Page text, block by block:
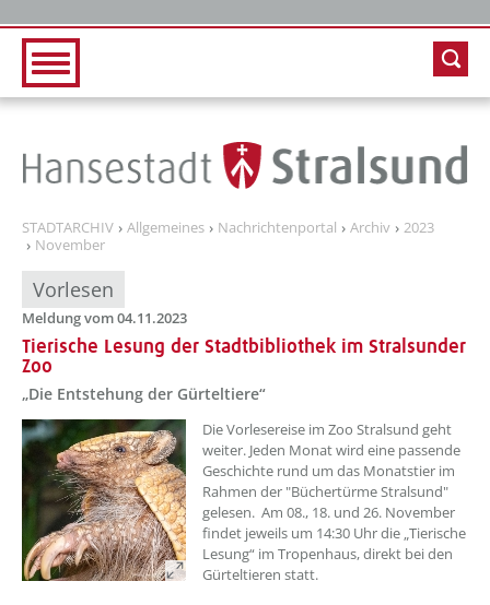
STADTARCHIV Allgemeines Nachrichtenportal Archiv
2023
November
Vorlesen
Meldung vom 04.11.2023
Tierische Lesung der Stadtbibliothek im Stralsunder
Zoo
„Die Entstehung der Gürteltiere“
??? absaetzeOben[1]/titel ???
Die Vorlesereise im Zoo Stralsund geht
weiter. Jeden Monat wird eine passende
Geschichte rund um das Monatstier im
Rahmen der "Büchertürme Stralsund"
gelesen. Am 08., 18. und 26. November
findet jeweils um 14:30 Uhr die „Tierische
Lesung“ im Tropenhaus, direkt bei den
Gürteltieren statt.